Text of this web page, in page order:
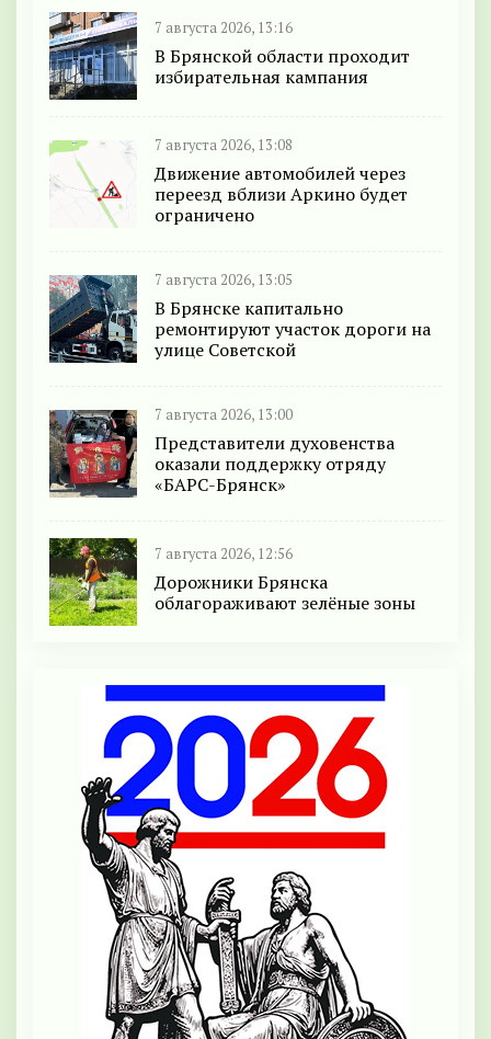
7 августа 2026, 13:16
В Брянской области проходит
избирательная кампания
7 августа 2026, 13:08
Движение автомобилей через
переезд вблизи Аркино будет
ограничено
7 августа 2026, 13:05
В Брянске капитально
ремонтируют участок дороги на
улице Советской
7 августа 2026, 13:00
Представители духовенства
оказали поддержку отряду
«БАРС-Брянск»
7 августа 2026, 12:56
Дорожники Брянска
облагораживают зелёные зоны